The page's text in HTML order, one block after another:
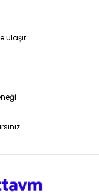
ulaşır.